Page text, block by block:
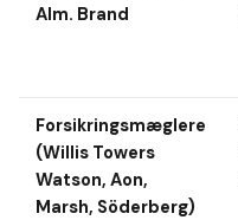
Alm. Brand
Forsikringsmæglere
(Willis Towers
Watson, Aon,
Marsh, Söderberg)